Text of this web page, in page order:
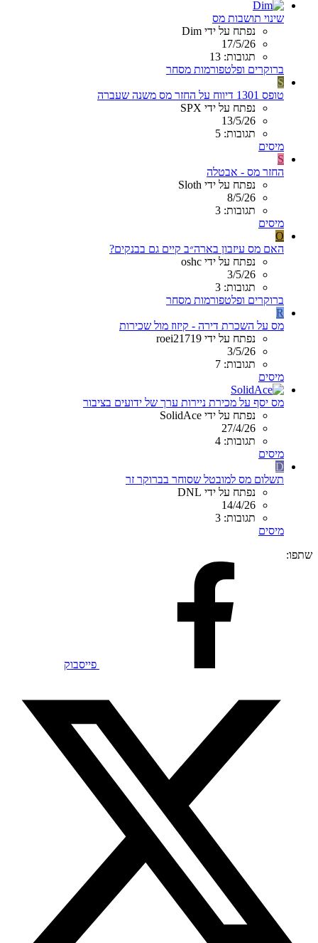
שינוי תושבות מס
נפתח על ידי Dim
17/5/26
תגובות: 13
ברוקרים ופלטפורמות מסחר
S
טופס 1301 דיווח על החזר מס משנה שעברה
נפתח על ידי SPX
13/5/26
תגובות: 5
מיסים
S
החזר מס - אבטלה
נפתח על ידי Sloth
8/5/26
תגובות: 3
מיסים
O
האם מס עיזבון בארה״ב קיים גם בבנקים?
נפתח על ידי oshc
3/5/26
תגובות: 3
ברוקרים ופלטפורמות מסחר
R
מס על השכרת דירה - קיזוז מול שכירות
נפתח על ידי roei21719
3/5/26
תגובות: 7
מיסים
מס יסף על מכירת ניירות ערך של ידועים בציבור
נפתח על ידי SolidAce
27/4/26
תגובות: 4
מיסים
D
תשלום מס למובטל שסוחר בברוקר זר
נפתח על ידי DNL
14/4/26
תגובות: 3
מיסים
שתפו:
פייסבוק